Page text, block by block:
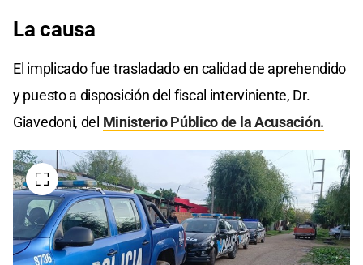
La causa
El implicado fue trasladado en calidad de aprehendido
y puesto a disposición del fiscal interviniente, Dr.
Giavedoni, del Ministerio Público de la Acusación.